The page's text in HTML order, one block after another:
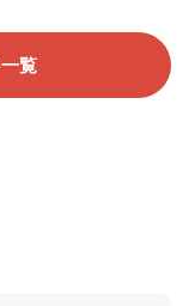
覧